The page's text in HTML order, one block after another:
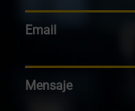
Email
Mensaje